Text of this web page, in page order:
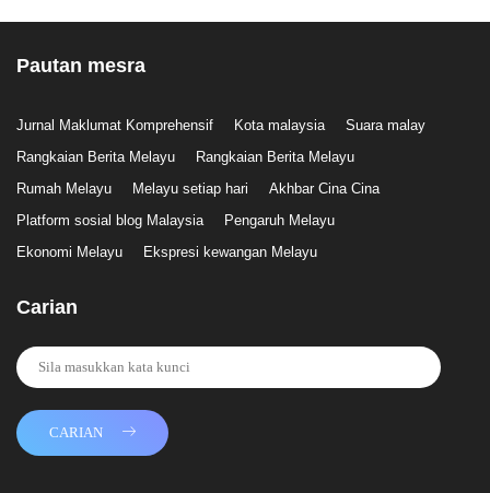
Pautan mesra
Jurnal Maklumat Komprehensif Kota malaysia
Suara malay
Rangkaian Berita Melayu
Rangkaian Berita Melayu
Rumah Melayu
Melayu setiap hari
Akhbar Cina Cina
Platform sosial blog Malaysia
Pengaruh Melayu
Ekonomi Melayu
Ekspresi kewangan Melayu
Carian
CARIAN